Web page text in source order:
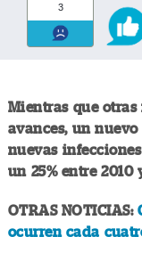
3
Mientras que
avances, un
nuevas
un 25% entre 2010
OTRAS NOTICIAS:
ocurren cada